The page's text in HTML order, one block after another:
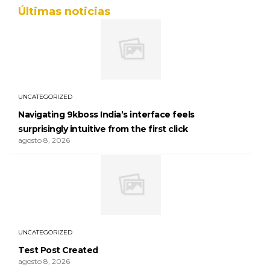
Últimas noticias
UNCATEGORIZED
Navigating 9kboss India’s interface feels
surprisingly intuitive from the first click
agosto 8, 2026
UNCATEGORIZED
Test Post Created
agosto 8, 2026